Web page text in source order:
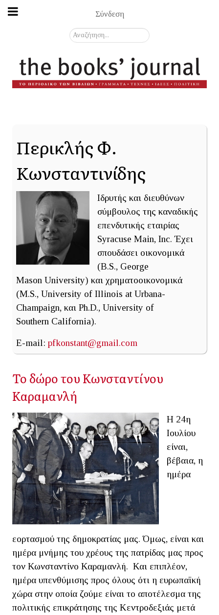
Σύνδεση
Αναζήτηση...
Περικλής Φ.
Κωνσταντινίδης
Ιδρυτής και διευθύνων
σύμβουλος της καναδικής
επενδυτικής εταιρίας
Syracuse Main, Inc. Έχει
σπουδάσει οικονομικά
(B.S., George
Mason University) και χρηματοοικονομικά
(M.S., University of Illinois at Urbana-
Champaign, και Ph.D., University of
Southern California).
E-mail: pfkonstant@gmail.com
Το δώρο του Κωνσταντίνου
Καραμανλή
Η 24η
Ιουλίου
είναι,
βέβαια, η
ημέρα
εορτασμού της δημοκρατίας μας. Όμως, είναι και
ημέρα μνήμης του χρέους της πατρίδας μας προς
τον Κωνσταντίνο Καραμανλή. Και επιπλέον,
ημέρα υπενθύμισης προς όλους ότι η ευρωπαϊκή
χώρα στην οποία ζούμε είναι το αποτέλεσμα της
πολιτικής επικράτησης της Κεντροδεξιάς μετά